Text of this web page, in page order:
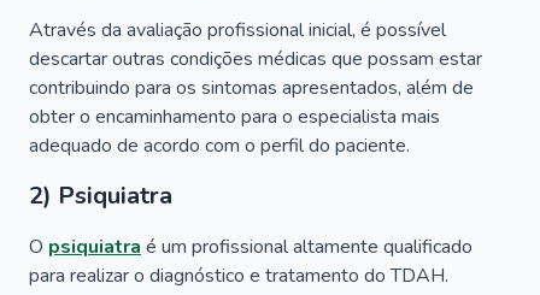
Através da avaliação profissional inicial, é possível
descartar outras condições médicas que possam estar
contribuindo para os sintomas apresentados, além de
obter o encaminhamento para o especialista mais
adequado de acordo com o perfil do paciente.
2) Psiquiatra
O psiquiatraé um profissional altamente qualificado
para realizar o diagnóstico e tratamento do TDAH.